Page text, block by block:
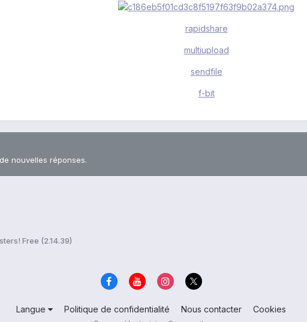
rapidshare
multiupload
sendfile
f-bit
nouvelles réponses.
Free (2.14.39)
Langue Politique de confidentialité Nous contacter Cookies